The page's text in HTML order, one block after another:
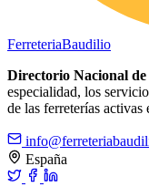
FerreteriaBaudilio
Directorio Nacional
especialidad, los
de las ferreterías activas
España